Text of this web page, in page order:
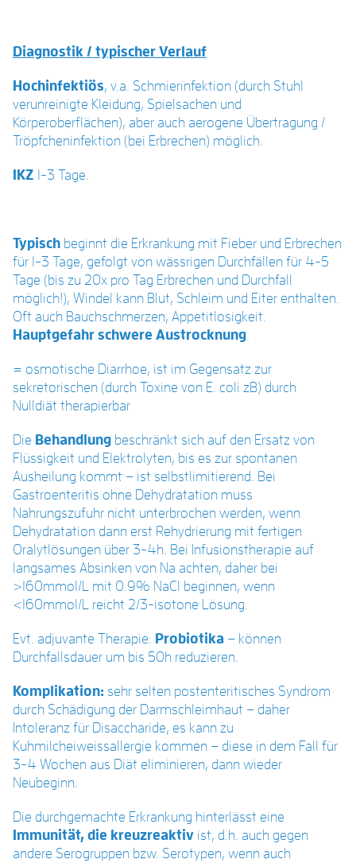
Diagnostik / typischer Verlauf
Hochinfektiös, v.a. Schmierinfektion (durch Stuhl
verunreinigte Kleidung, Spielsachen und
Körperoberflächen), aber auch aerogene Übertragung /
Tröpfcheninfektion (bei Erbrechen) möglich.
IKZ 1-3 Tage.
Typischbeginnt die Erkrankung mit Fieber und Erbrechen
für 1-3 Tage, gefolgt von wässrigen Durchfällen für 4-5
Tage (bis zu 20x pro Tag Erbrechen und Durchfall
möglich!), Windel kann Blut, Schleim und Eiter enthalten.
Oft auch Bauchschmerzen, Appetitlosigkeit.
Hauptgefahr schwere Austrocknung.
= osmotische Diarrhoe, ist im Gegensatz zur
sekretorischen (durch Toxine von E. coli zB) durch
Nulldiät therapierbar
Die Behandlungbeschränkt sich auf den Ersatz von
Flüssigkeit und Elektrolyten, bis es zur spontanen
Ausheilung kommt – ist selbstlimitierend. Bei
Gastroenteritis ohne Dehydratation muss
Nahrungszufuhr nicht unterbrochen werden, wenn
Dehydratation dann erst Rehydrierung mit fertigen
Oralytlösungen über 3-4h. Bei Infusionstherapie auf
langsames Absinken von Na achten, daher bei
>160mmol/L mit 0.9% NaCl beginnen, wenn
<160mmol/L reicht 2/3-isotone Lösung.
Evt. adjuvante Therapie: Probiotika– können
Durchfallsdauer um bis 50h reduzieren.
Komplikation:sehr selten postenteritisches Syndrom
durch Schädigung der Darmschleimhaut – daher
Intoleranz für Disaccharide, es kann zu
Kuhmilcheiweissallergie kommen – diese in dem Fall für
3-4 Wochen aus Diät eliminieren, dann wieder
Neubeginn.
Die durchgemachte Erkrankung hinterlässt eine
Immunität, die kreuzreaktivist, d.h. auch gegen
andere Serogruppen bzw. Serotypen, wenn auch